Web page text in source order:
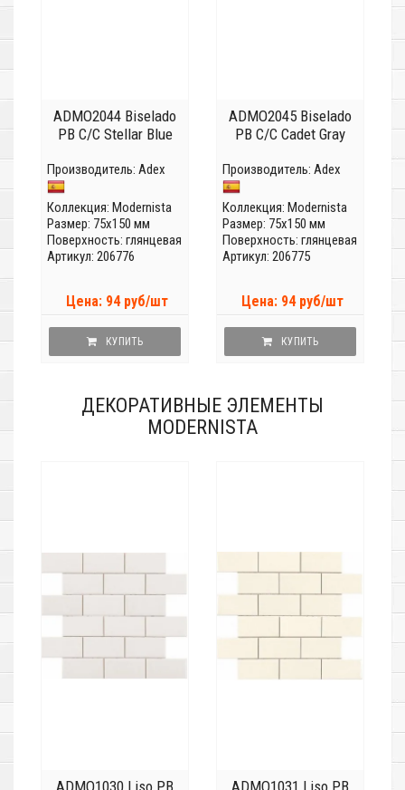
ADMO2044 Biselado
PB C/C Stellar Blue
Производитель: Adex
Коллекция: Modernista
Размер: 75x150 мм
Поверхность: глянцевая
Артикул: 206776
Цена: 94 руб/шт
КУПИТЬ
ADMO2045 Biselado
PB C/C Cadet Gray
Производитель: Adex
Коллекция: Modernista
Размер: 75x150 мм
Поверхность: глянцевая
Артикул: 206775
Цена: 94 руб/шт
КУПИТЬ
ДЕКОРАТИВНЫЕ ЭЛЕМЕНТЫ
MODERNISTA